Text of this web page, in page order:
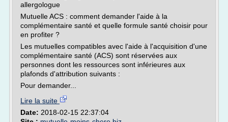
allergologue
Mutuelle ACS : comment demander l'aide à la
complémentaire santé et quelle formule santé choisir pour
en profiter ?
Les mutuelles compatibles avec l'aide à l'acquisition d'une
complémentaire santé (ACS) sont réservées aux
personnes dont les ressources sont inférieures aux
plafonds d'attribution suivants :
Pour demander...
Lire la suite
Date: 2018-02-15 22:37:04